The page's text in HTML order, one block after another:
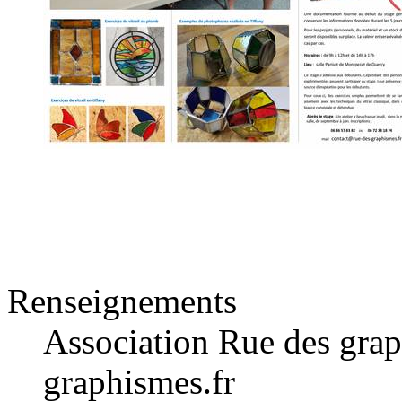
Renseignements
Association Rue des
graphismes.fr